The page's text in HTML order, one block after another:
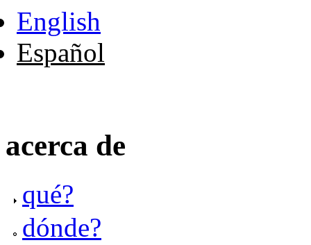
English
Español
acerca de
qué?
dónde?